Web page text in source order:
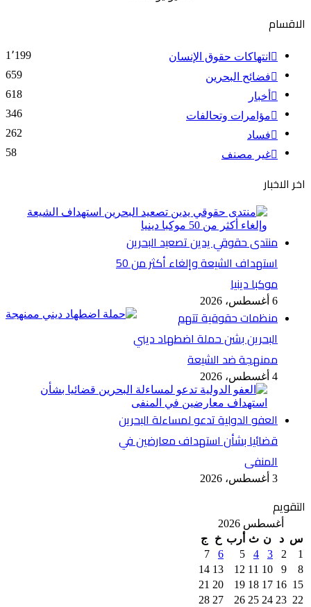
الاقسام
انتهاكات حقوق الإنسان
1٬199
فضائح البحرين
659
أخبار
618
مؤامرات وتحالفات
346
فساد
262
غير مصنف
58
اخر الاخبار
منتدى حقوقي يدين تصعيد البحرين
استهداف الشيعة وإلغاء أكثر من 50
موكبا دينيا
6 أغسطس، 2026
منظمات حقوقية تتهم
البحرين بشن حملة اضطهاد ديني
ممنهجة ضد الشيعة
4 أغسطس، 2026
العفو الدولية تدعو لمساءلة البحرين
قضائيا بشأن استهداف معارضين في
المنفى
3 أغسطس، 2026
التقويم
أغسطس 2026
س د ن ث أرب خ
ج
1
2
3
4
5
6
7
8
9
10
11
12
13
14
15
16
17
18
19
20
21
22
23
24
25
26
27
28